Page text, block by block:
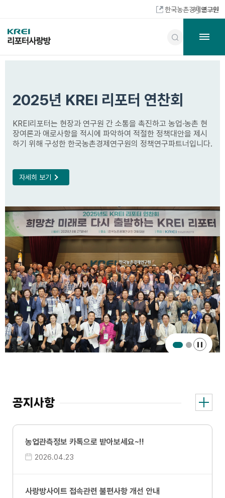
한국농촌경제연구원
로그인
2025년 KREI 리포터 연찬회
KREI리포터는 현장과 연구원 간 소통을 촉진하고 농업·농촌 현
장여론과 애로사항을 적시에 파악하여 적절한 정책대안을 제시
하기 위해 구성한 한국농촌경제연구원의 정책연구파트너입니다.
자세히 보기
게
판
공지사항
더
보
농업관측정보 카톡으로 받아보세요~!!
2026.04.23
사랑방사이트 접속관련 불편사항 개선 안내